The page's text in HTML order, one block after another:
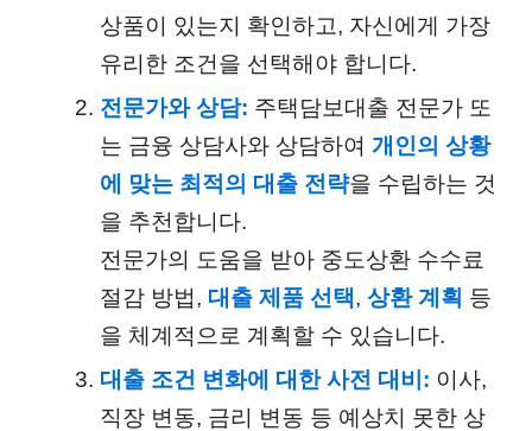
상품이 있는지 확인하고, 자신에게 가장
유리한 조건을 선택해야 합니다.
전문가와 상담: 주택담보대출 전문가 또
는 금융 상담사와 상담하여 개인의 상황
에 맞는 최적의 대출 전략을 수립하는 것
을 추천합니다.
전문가의 도움을 받아 중도상환 수수료
절감 방법, 대출 제품 선택, 상환 계획 등
을 체계적으로 계획할 수 있습니다.
대출 조건 변화에 대한 사전 대비: 이사,
직장 변동, 금리 변동 등 예상치 못한 상